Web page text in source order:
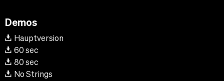
Demos
Hauptversion
60 sec
80 sec
No Strings